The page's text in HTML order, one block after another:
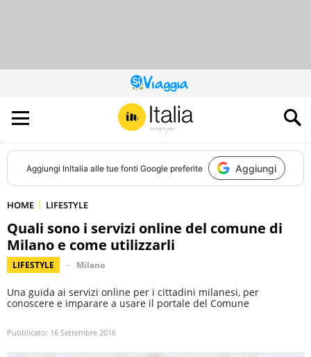
QUESTO
SITO
CONTRIBUISCE
ALL’AUDIENCE
DI
Aggiungi InItalia alle tue fonti Google preferite Aggiungi
HOME LIFESTYLE
Quali sono i servizi online del comune di
Milano e come utilizzarli
LIFESTYLE Milano
Una guida ai servizi online per i cittadini milanesi, per
conoscere e imparare a usare il portale del Comune
Pubblicato: 16 Settembre 2016